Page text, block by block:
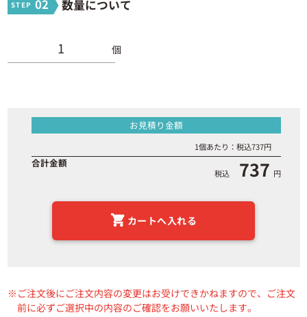
02 数量について
個
お見積り金額
1個あたり：税込737円
合計金額
税込 737 円
カートへ入れる
ご注文後にご注文内容の変更はお受けできかねますので、ご注文
前に必ずご選択中の内容のご確認をお願いいたします。